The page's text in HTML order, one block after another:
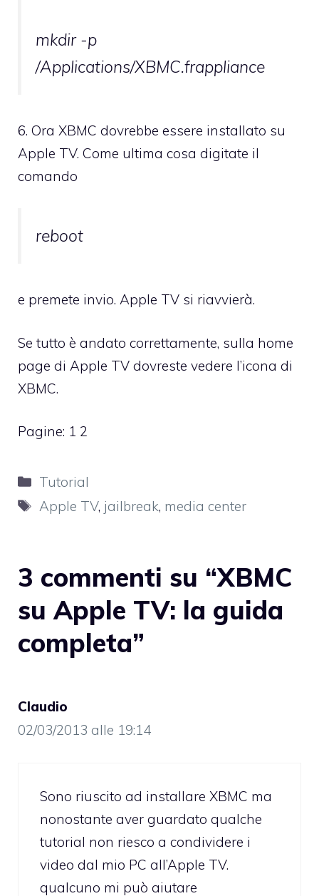
mkdir -p
/Applications/XBMC.frappliance
6. Ora XBMC dovrebbe essere installato su
Apple TV. Come ultima cosa digitate il
comando
reboot
e premete invio. Apple TV si riavvierà.
Se tutto è andato correttamente, sulla home
page di Apple TV dovreste vedere l’icona di
XBMC.
Pagine: 1 2
Categorie
Tutorial
Tag
Apple TV, jailbreak, media center
3 commenti su “XBMC
su Apple TV: la guida
completa”
Claudio
02/03/2013 alle 19:14
Sono riuscito ad installare XBMC ma
nonostante aver guardato qualche
tutorial non riesco a condividere i
video dal mio PC all’Apple TV.
qualcuno mi può aiutare